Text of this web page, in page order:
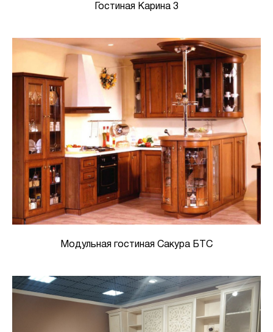
Гостиная Карина 3
Модульная гостиная Сакура БТС